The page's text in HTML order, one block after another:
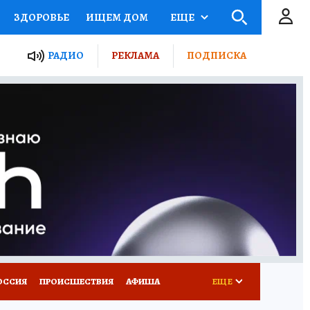
ЗДОРОВЬЕ ИЩЕМ ДОМ
ПРОЕКТЫ РОССИИ
ПУТЕВОДИТЕЛЬ
ПОТРЕБИТЕЛЯ
ЕЩЕ
РАДИО РЕКЛАМА ПОДПИСКА
ПРОИСШЕСТВИЯ АФИША ЕЩЕ